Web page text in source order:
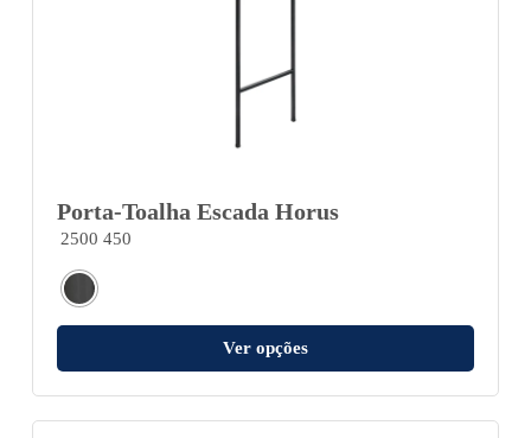
Porta-Toalha Escada Horus
2500 450
Ver opções